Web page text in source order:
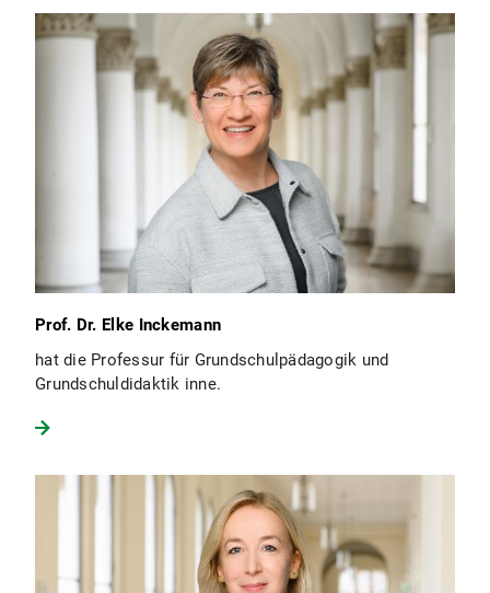
Prof. Dr. Elke Inckemann
hat die Professur für Grundschulpädagogik und
Grundschuldidaktik inne.